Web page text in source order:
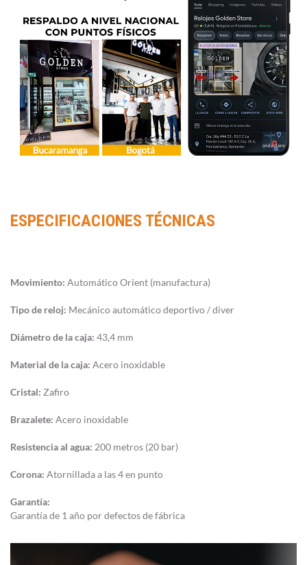
ESPECIFICACIONES TÉCNICAS
Movimiento: Automático Orient (manufactura)
Tipo de reloj: Mecánico automático deportivo / diver
Diámetro de la caja: 43,4 mm
Material de la caja: Acero inoxidable
Cristal: Zafiro
Brazalete: Acero inoxidable
Resistencia al agua: 200 metros (20 bar)
Corona: Atornillada a las 4 en punto
Garantía:
Garantía de 1 año por defectos de fábrica